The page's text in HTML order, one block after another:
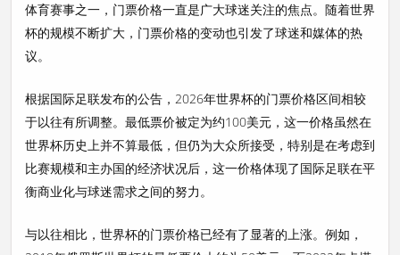
体育赛事之一，门票价格一直是广大球迷关注的焦点。随着世界
杯的规模不断扩大，门票价格的变动也引发了球迷和媒体的热
议。
根据国际足联发布的公告，2026年世界杯的门票价格区间相较
于以往有所调整。最低票价被定为约100美元，这一价格虽然在
世界杯历史上并不算最低，但仍为大众所接受，特别是在考虑到
比赛规模和主办国的经济状况后，这一价格体现了国际足联在平
衡商业化与球迷需求之间的努力。
与以往相比，世界杯的门票价格已经有了显著的上涨。例如，